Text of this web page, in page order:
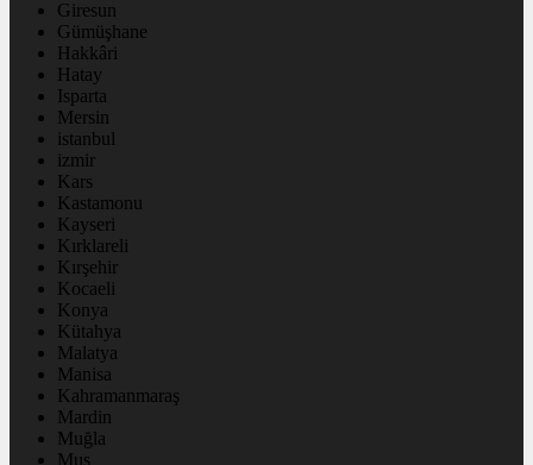
Giresun
Gümüşhane
Hakkâri
Hatay
Isparta
Mersin
istanbul
izmir
Kars
Kastamonu
Kayseri
Kırklareli
Kırşehir
Kocaeli
Konya
Kütahya
Malatya
Manisa
Kahramanmaraş
Mardin
Muğla
Muş